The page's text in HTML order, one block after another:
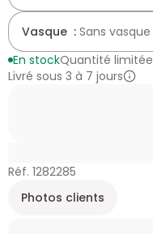
Vasque : Sans vasque
En stockQuantité limitée
Livré sous 3 à 7 jours
Réf. 1282285
Photos clients